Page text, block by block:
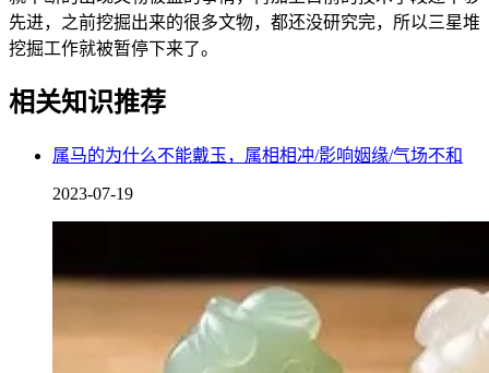
先进，之前挖掘出来的很多文物，都还没研究完，所以三星堆
挖掘工作就被暂停下来了。
相关知识推荐
属马的为什么不能戴玉，属相相冲/影响姻缘/气场不和
2023-07-19